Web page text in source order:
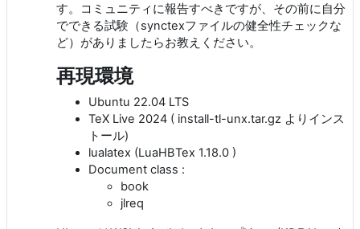
す。コミュニティに報告すべきですが、その前に自分
でできる試験（synctexファイルの健全性チェックな
ど）がありましたらお教えください。
再現環境
Ubuntu 22.04 LTS
TeX Live 2024 ( install-tl-unx.tar.gz よりインス
トール)
lualatex (LuaHBTex 1.18.0 )
Document class :
book
jlreq